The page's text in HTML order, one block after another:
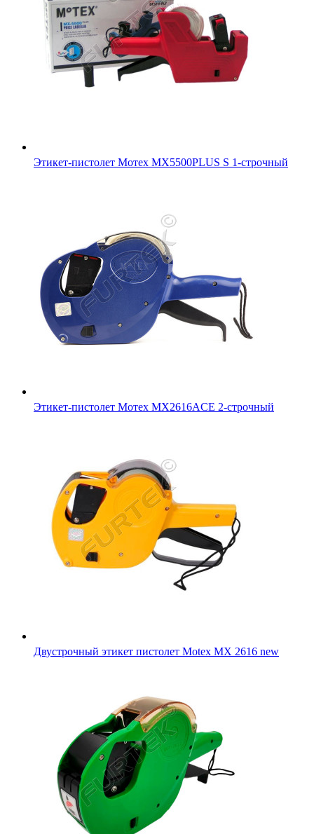
Этикет-пистолет Мотех MX5500PLUS S 1-строчный
Этикет-пистолет Мотех МХ2616ACE 2-строчный
Двустрочный этикет пистолет Motex MX 2616 new